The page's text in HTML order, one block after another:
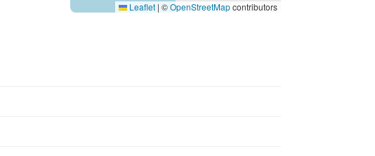
Leaflet | ©OpenStreetMapcontributors